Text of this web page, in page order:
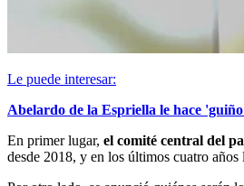
Le puede interesar:
Abelardo de la Espriella le hace
En primer lugar, el comité central del
desde 2018, y en los últimos cuatro